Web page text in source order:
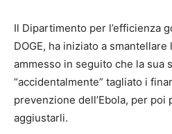
Il Dipartimento per l’efficienza
DOGE, ha iniziato a smantellare
ammesso in seguito che la sua
“accidentalmente” tagliato i
prevenzione dell’Ebola, per poi
aggiustarli.